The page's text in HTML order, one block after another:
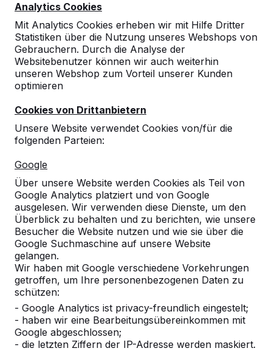
Analytics Cookies
Mit Analytics Cookies erheben wir mit Hilfe Dritter
Statistiken über die Nutzung unseres Webshops von
Gebrauchern. Durch die Analyse der
Websitebenutzer können wir auch weiterhin
unseren Webshop zum Vorteil unserer Kunden
optimieren
Cookies von Drittanbietern
Unsere Website verwendet Cookies von/für die
folgenden Parteien:
Google
Über unsere Website werden Cookies als Teil von
Google Analytics platziert und von Google
ausgelesen. Wir verwenden diese Dienste, um den
Überblick zu behalten und zu berichten, wie unsere
Besucher die Website nutzen und wie sie über die
Google Suchmaschine auf unsere Website
gelangen.
Wir haben mit Google verschiedene Vorkehrungen
getroffen, um Ihre personenbezogenen Daten zu
schützen:
- Google Analytics ist privacy-freundlich eingestelt;
- haben wir eine Bearbeitungsübereinkommen mit
Google abgeschlossen;
- die letzten Ziffern der IP-Adresse werden maskiert.
kalten Jahreszeit mit einem kleinen leichten
Ball inkl. eigenem Regelsystem die
Tischtennisplatte erobert und freuen sich auf
den Frühling/Sommer.
Auch die Erzieher sind vom Aussehen und
Qualität begeistert.
& KITA e.V.